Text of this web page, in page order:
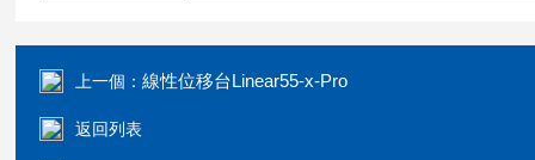
上一個：線性位移台Linear55-x-Pro
返回列表